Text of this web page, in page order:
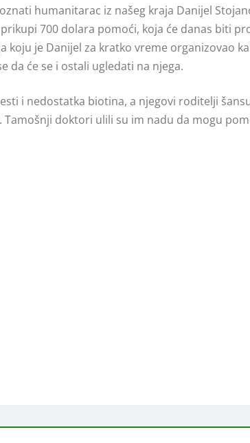
humanitarac iz našeg kraja Danijel
700 dolara pomoći, koja će danas biti
koju je Danijel za kratko vreme organizovao
da će se i ostali ugledati na njega.
i nedostatka biotina, a njegovi roditelji
Tamošnji doktori ulili su im nadu da mogu